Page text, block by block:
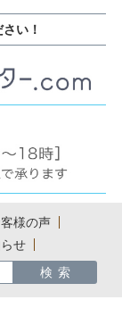
い！
様の声
せ